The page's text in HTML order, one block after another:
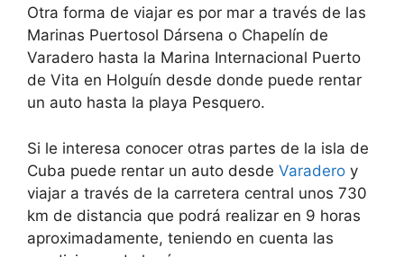
Otra forma de viajar es por mar a través de las
Marinas Puertosol Dársena o Chapelín de
Varadero hasta la Marina Internacional Puerto
de Vita en Holguín desde donde puede rentar
un auto hasta la playa Pesquero.
Si le interesa conocer otras partes de la isla de
Cuba puede rentar un auto desde Varadero y
viajar a través de la carretera central unos 730
km de distancia que podrá realizar en 9 horas
aproximadamente, teniendo en cuenta las